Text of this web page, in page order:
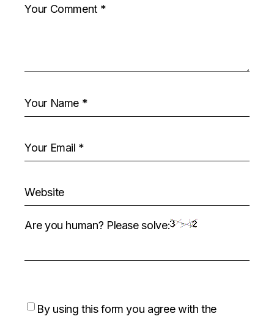
Are you human? Please solve:
By using this form you agree with the